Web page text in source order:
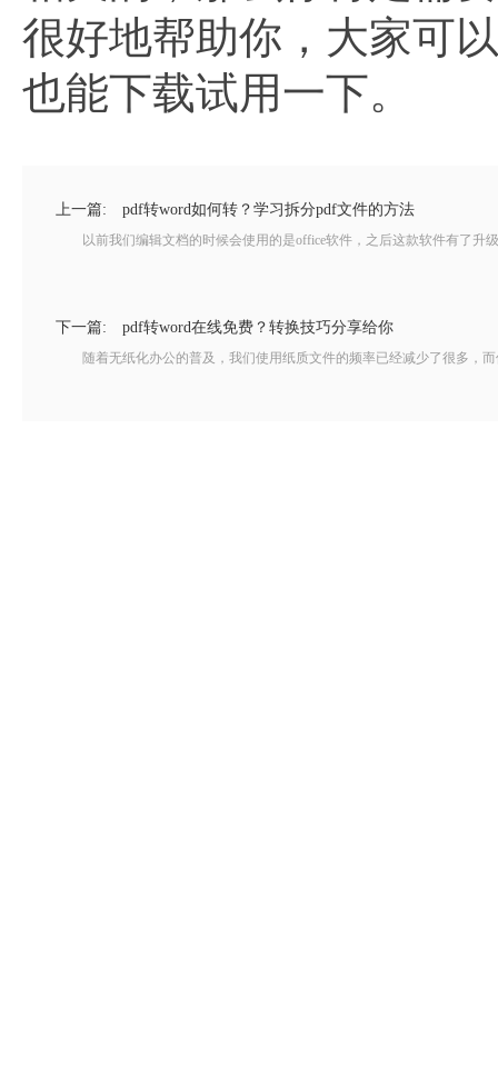
很好地帮助你，大家可
也能下载试用一下。
上一篇: pdf转word如何转？学习拆分pdf文件的方法
以前我们编辑文档的时候会使用的是office软件，之后这款软件有了升
下一篇: pdf转word在线免费？转换技巧分享给你
随着无纸化办公的普及，我们使用纸质文件的频率已经减少了很多，而